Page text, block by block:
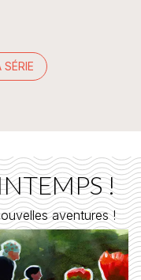
!
aventures !